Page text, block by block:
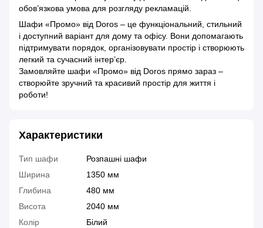
обов’язкова умова для розгляду рекламацій.
Шафи «Промо» від Doros – це функціональний, стильний
і доступний варіант для дому та офісу. Вони допомагають
підтримувати порядок, організовувати простір і створюють
легкий та сучасний інтер’єр.
Замовляйте шафи «Промо» від Doros прямо зараз –
створюйте зручний та красивий простір для життя і
роботи!
Характеристики
Тип шафи
Розпашні шафи
Ширина
1350 мм
Глибина
480 мм
Висота
2040 мм
Колір
Білий